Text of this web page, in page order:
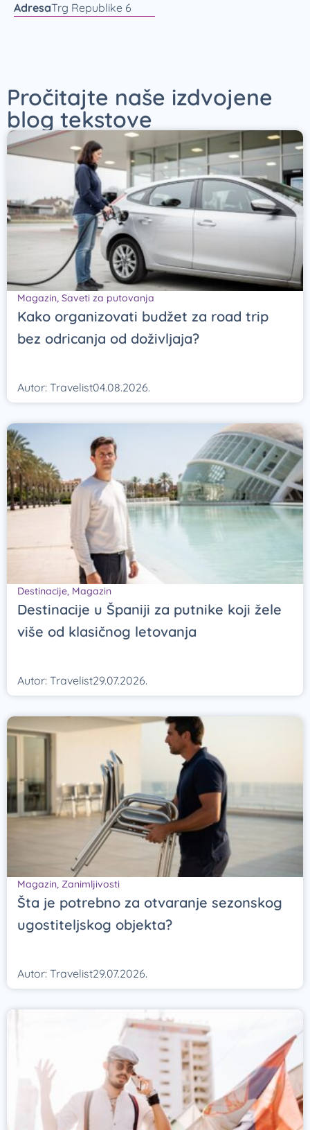
AdresaTrg Republike 6
Pročitajte naše izdvojene
blog tekstove
Magazin, Saveti za putovanja
Kako organizovati budžet za road trip
bez odricanja od doživljaja?
Autor: Travelist04.08.2026.
Destinacije, Magazin
Destinacije u Španiji za putnike koji žele
više od klasičnog letovanja
Autor: Travelist29.07.2026.
Magazin, Zanimljivosti
Šta je potrebno za otvaranje sezonskog
ugostiteljskog objekta?
Autor: Travelist29.07.2026.